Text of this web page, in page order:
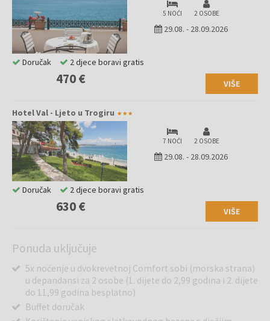
5 NOĆI 2 OSOBE
29.08. - 28.09.2026
470 € VIŠE
Doručak 2 djece boravi gratis
Hotel Val - Ljeto u Trogiru
7 NOĆI 2 OSOBE
29.08. - 28.09.2026
630 € VIŠE
Doručak 2 djece boravi gratis
Ponuda uključuje
5x noćenje u dvokrevetnoj Comfort sobi (morska strana)
u depandansi za 2 osobe (1. dijete do 2,99 godina i 2. dijete
do 11,99 godina besplatno)
Buffet doručak